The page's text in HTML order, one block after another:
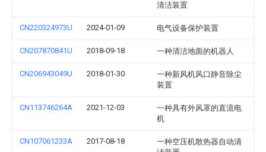
清洁装置
CN220324973U 2024-01-09 电气设备保护装置
CN207870841U 2018-09-18 一种清洁地面的机器人
CN206943049U 2018-01-30
一种新风机风口静音除尘
装置
CN113746264A 2021-12-03
一种具有外风罩的直流电
机
CN107061233A 2017-08-18
一种空压机散热器自动清